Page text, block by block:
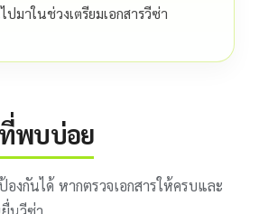
ปมาในช่วงเตรียมเอกสารวีซ่า
พบบ่อย
งกันได้ หากตรวจเอกสารให้ครบและ